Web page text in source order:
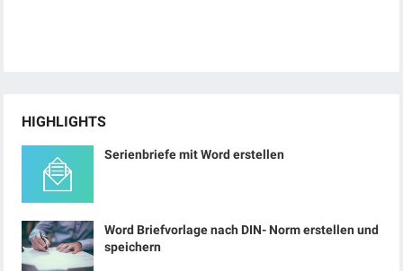
HIGHLIGHTS
Serienbriefe mit Word erstellen
Word Briefvorlage nach DIN- Norm erstellen und
speichern